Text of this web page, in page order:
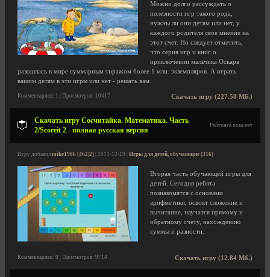
Можно долго рассуждать о
полезности игр такого рода,
нужны ли они детям или нет, у
каждого родителя свое мнение на
этот счет. Но следует отметить,
что серия игр и книг о
приключении мальчика Оскара
разошлась в мире суммарным тиражом более 1 млн. экземпляров. А играть
вашим детям в эти игры или нет - решать вам.
Скачать игру (227.58 Мб.)
Комментариев: 1 | Просмотров: 10417
Скачать игру Сосчитайка. Математика. Часть
2/Scoreit 2 - полная русская версия
Рейтинга пока нет
Игру добавил mike1986 [462|2] | 2011-12-19 | Игры для детей, обучающие (316)
Вторая часть обучающей игры для
детей. Сегодня ребята
познакомятся с основами
арифметики, освоят сложение и
вычитание, научатся прямому и
обратному счету, нахождению
суммы и разности.
Скачать игру (12.84 Мб.)
Комментариев: 0 | Просмотров: 9714